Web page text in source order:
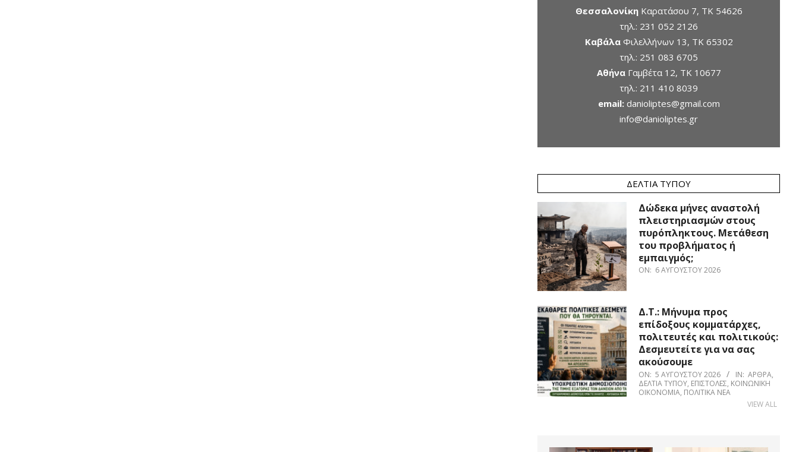
ΘεσσαλονίκηΚαρατάσου 7, TK 54626
τηλ.: 231 052 2126
ΚαβάλαΦιλελλήνων 13, ΤΚ 65302
τηλ.: 251 083 6705
ΑθήναΓαμβέτα 12, ΤΚ 10677
τηλ.: 211 410 8039
email: danioliptes@gmail.com
info@danioliptes.gr
ΔΕΛΤΊΑ ΤΎΠΟΥ
Δώδεκα μήνες αναστολή
πλειστηριασμών στους
πυρόπληκτους. Μετάθεση
του προβλήματος ή
εμπαιγμός;
ON: 6 ΑΥΓΟΎΣΤΟΥ 2026
Δ.Τ.: Μήνυμα προς
επίδοξους κομματάρχες,
πολιτευτές και πολιτικούς:
Δεσμευτείτε για να σας
ακούσουμε
ON: 5 ΑΥΓΟΎΣΤΟΥ 2026 IN: ΆΡΘΡΑ,
ΔΕΛΤΊΑ ΤΎΠΟΥ, ΕΠΙΣΤΟΛΈΣ, ΚΟΙΝΩΝΙΚΉ
ΟΙΚΟΝΟΜΊΑ, ΠΟΛΙΤΙΚΆ ΝΈΑ
VIEW ALL